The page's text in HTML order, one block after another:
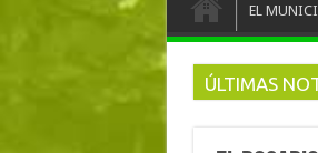
EL
ÚLTIMAS